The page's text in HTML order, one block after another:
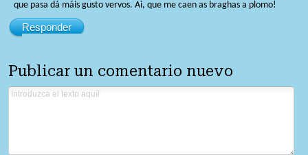
que pasa dá máis gusto vervos. Ai, que me caen as braghas a plomo!
Responder
Publicar un comentario nuevo